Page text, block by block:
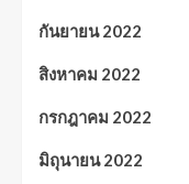
กันยายน 2022
สิงหาคม 2022
กรกฎาคม 2022
มิถุนายน 2022